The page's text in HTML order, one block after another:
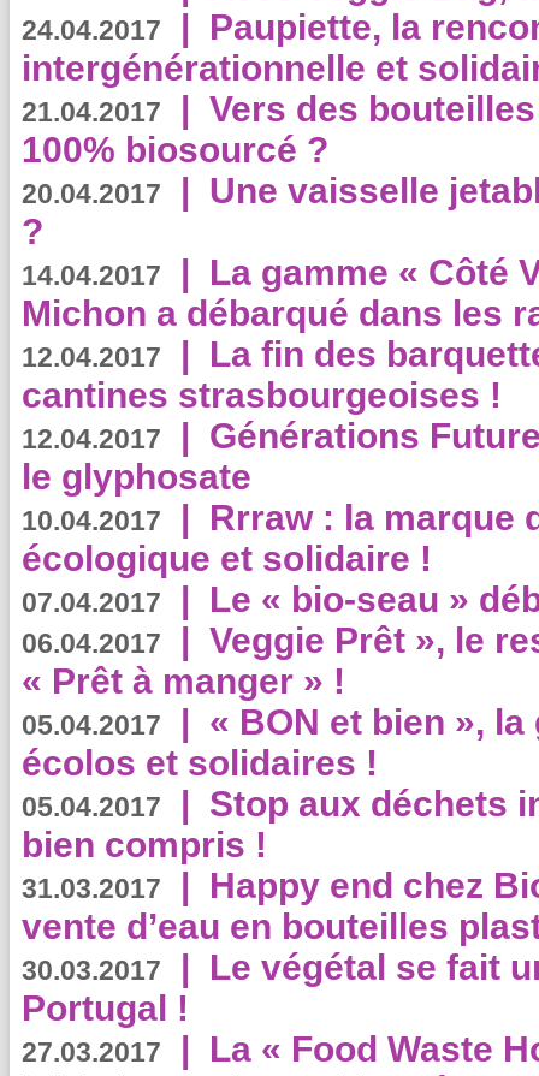
24.04.2017 | Paupiette, la
intergénérationnelle et
21.04.2017 | Vers des
100% biosourcé ?
20.04.2017 | Une vaisselle
?
14.04.2017 | La gamme « Côté
Michon a débarqué dans les
12.04.2017 | La fin des
cantines strasbourgeoises !
12.04.2017 | Générations
le glyphosate
10.04.2017 | Rrraw : la marque
écologique et solidaire !
07.04.2017 | Le « bio-seau »
06.04.2017 | Veggie Prêt », le
« Prêt à manger » !
05.04.2017 | « BON et bien »,
écolos et solidaires !
05.04.2017 | Stop aux déchets
bien compris !
31.03.2017 | Happy end chez
vente d’eau en bouteilles
30.03.2017 | Le végétal se fait
Portugal !
27.03.2017 | La « Food Waste